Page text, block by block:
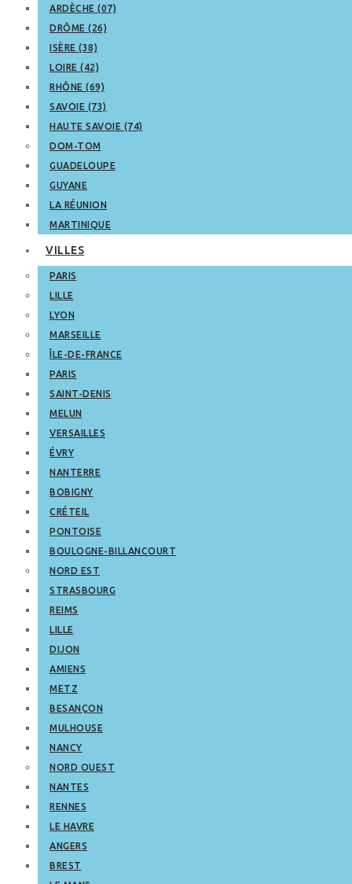
ARDÈCHE (07)
DRÔME (26)
ISÈRE (38)
LOIRE (42)
RHÔNE (69)
SAVOIE (73)
HAUTE SAVOIE (74)
DOM-TOM
GUADELOUPE
GUYANE
LA RÉUNION
MARTINIQUE
VILLES
PARIS
LILLE
LYON
MARSEILLE
ÎLE-DE-FRANCE
PARIS
SAINT-DENIS
MELUN
VERSAILLES
ÉVRY
NANTERRE
BOBIGNY
CRÉTEIL
PONTOISE
BOULOGNE-BILLANCOURT
NORD EST
STRASBOURG
REIMS
LILLE
DIJON
AMIENS
METZ
BESANÇON
MULHOUSE
NANCY
NORD OUEST
NANTES
RENNES
LE HAVRE
ANGERS
BREST